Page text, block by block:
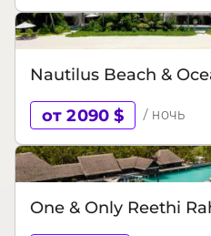
Nautilus Beach &
от 2090 $ / ночь
One & Only Reethi